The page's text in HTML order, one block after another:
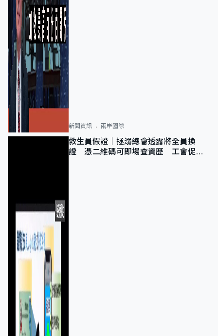
新聞資訊 兩岸國際
救生員假證｜拯溺總會透露將全員換
證 憑二維碼可即場查資歷 工會促加